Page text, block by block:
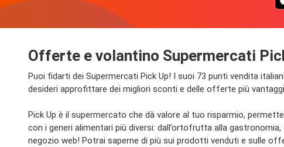
Offerte e volantino Supermercati
Puoi fidarti dei Supermercati Pick Up! I suoi 73 punti vendita
desideri approfittare dei migliori sconti e delle offerte più
Pick Up è il supermercato che dà valore al tuo risparmio,
con i generi alimentari più diversi: dall’ortofrutta alla
negozio web! Potrai saperne di più sui prodotti venduti e sulle